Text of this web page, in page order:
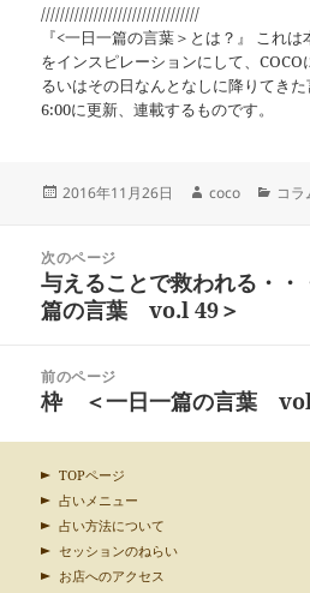
/////////////////////////////////
『<一日一篇の言葉＞とは？』 これ
をインスピレーションにして、
るいはその日なんとなしに降りてき
6:00に更新、連載するものです。
投
2016年11月26日
作
coco
カ
ー
コラ
次のページ
前
の
投
与えることで救われる・
篇の言葉 vo.l 49＞
前のページ
次
投
稿:
枠 ＜一日一篇の言葉
TOPページ
占いメニュー
占い方法について
セッションのねらい
お店へのアクセス